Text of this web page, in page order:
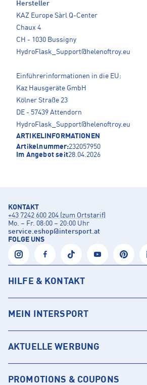
Hersteller
KAZ Europe Sàrl Q-Center
Chaux 4
CH - 1030 Bussigny
HydroFlask_Support@helenoftroy.eu
Einführerinformationen in die EU:
Kaz Hausgeräte GmbH
Kölner Straße 23
DE - 57439 Attendorn
HydroFlask_Support@helenoftroy.eu
ARTIKELINFORMATIONEN
Artikelnummer:232057950
Im Angebot seit28.04.2026
KONTAKT
+43 7242 600 204 (zum Ortstarif)
Mo. – Fr. 08:00 – 20:00 Uhr
service.eshop@intersport.at
FOLGE UNS
HILFE & KONTAKT
MEIN INTERSPORT
AKTUELLE WERBUNG
PROMOTIONS & COUPONS